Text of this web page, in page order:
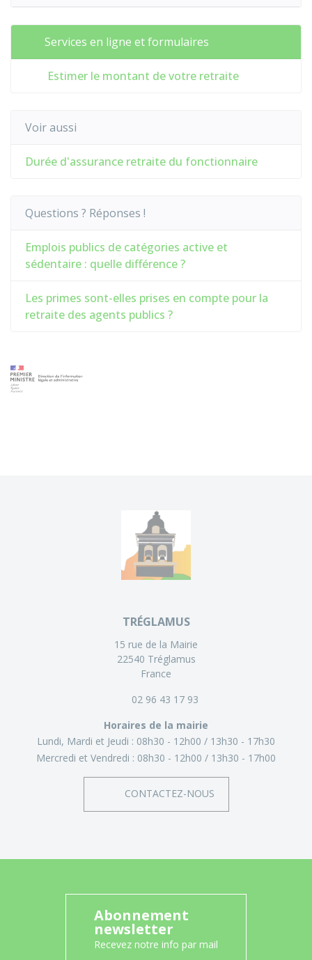
Services en ligne et formulaires
Estimer le montant de votre retraite
Voir aussi
Durée d'assurance retraite du fonctionnaire
Questions ? Réponses !
Emplois publics de catégories active et
sédentaire : quelle différence ?
Les primes sont-elles prises en compte pour la
retraite des agents publics ?
TRÉGLAMUS
15 rue de la Mairie
22540 Tréglamus
France
02 96 43 17 93
Horaires de la mairie
Lundi, Mardi et Jeudi : 08h30 - 12h00
13h30 - 17h30
Mercredi et Vendredi : 08h30 - 12h00 13h30 - 17h00
CONTACTEZ-NOUS
Abonnement
newsletter
Recevez notre info par mail